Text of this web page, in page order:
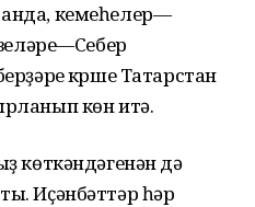
кемеһелер—
күрше Татарстан
көн итә.
көткәндәгенән дә
Иҫәнбәттәр һәр